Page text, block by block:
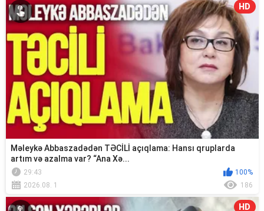
HD
Məleykə Abbaszadədən TƏCİLİ açıqlama: Hansı qruplarda
artım və azalma var? “Ana Xə...
29:43
100%
2026.08. 1
186
HD